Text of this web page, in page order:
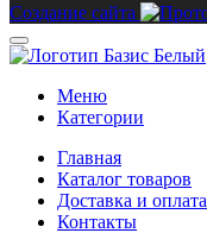
Создание сайта
Меню
Категории
Главная
Каталог товаров
Доставка и оплата
Контакты